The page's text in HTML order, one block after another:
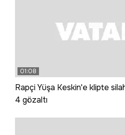
01:08
Rapçi Yüşa Keskin'e klipte
4 gözaltı